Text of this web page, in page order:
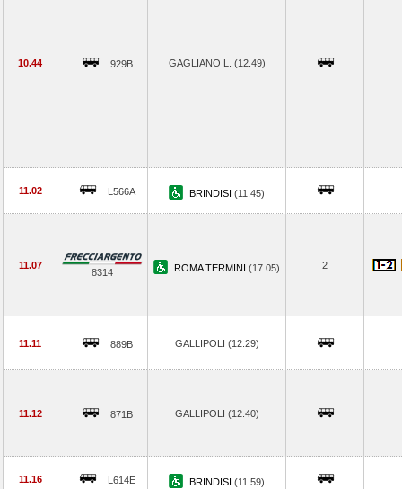
10.44 929B GAGLIANO L. (12.49)
11.02 L566A BRINDISI (11.45)
11.07
8314 ROMA TERMINI (17.05) 2
11.11 889B GALLIPOLI (12.29)
11.12 871B GALLIPOLI (12.40)
11.16 L614E BRINDISI (11.59)